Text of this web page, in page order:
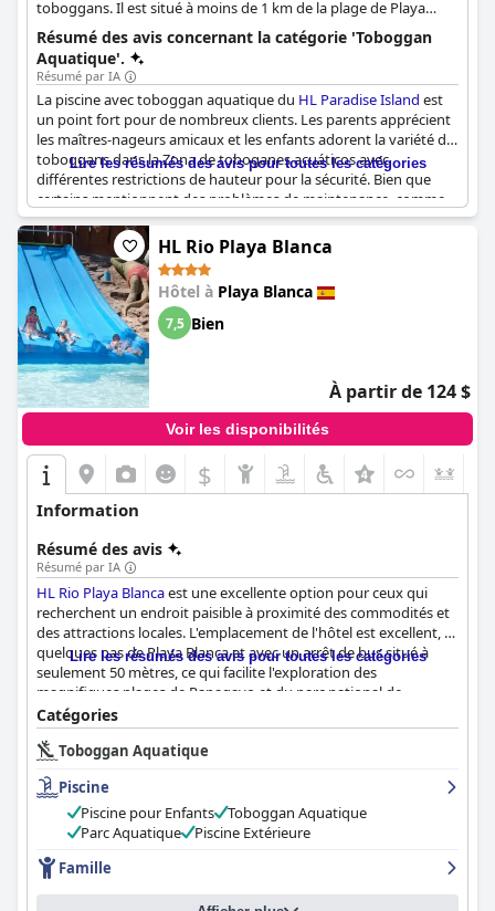
toboggans. Il est situé à moins de 1 km de la plage de Playa
Blanca, ce qui en fait un choix pratique pour les amateurs de
plage.
Résumé des avis concernant la catégorie 'Toboggan
Aquatique'.
Résumé par IA
La piscine avec toboggan aquatique du HL Paradise Island est
un point fort pour de nombreux clients. Les parents apprécient
les maîtres-nageurs amicaux et les enfants adorent la variété de
toboggans dans la Zona de toboganes acuáticos avec
différentes restrictions de hauteur pour la sécurité. Bien que
certains mentionnent des problèmes de maintenance, comme
la nécessité de réparer le toboggan jaune, cela ne les empêche
pas de profiter de l'expérience. Le parc comprend également un
Dino Park, que les enfants apprécient. De plus, les clients
s'enthousiasment pour le parc aquatique, le trouvant plus
complet qu'ils ne s'y attendaient. Cependant, certains clients
notent que la piscine peut être bondée de bouées et que les
escaliers peuvent être glissants. La piscine et les toboggans
aquatiques sont idéaux pour les familles avec enfants de tous
âges qui peuvent en profiter ensemble. Dans l'ensemble, les
clients adorent les excellentes options de piscine et de
toboggan aquatique offertes auHL Paradise Island.
Lire les résumés des avis pour toutes les catégories
HL Rio Playa Blanca
Hôtel à Playa Blanca
7,5 Bien
À partir de 124 $
Voir les disponibilités
$
Information
Résumé des avis
Résumé par IA
HL Rio Playa Blancaest une excellente option pour ceux qui
recherchent un endroit paisible à proximité des commodités et
des attractions locales. L'emplacement de l'hôtel est excellent, à
quelques pas de Playa Blanca et avec un arrêt de bus situé à
seulement 50 mètres, ce qui facilite l'exploration des
magnifiques plages de Papagayo et du parc national de
Timanfaya. Le buffet du petit-déjeuner est excellent avec un
choix énorme et l'hôtel offre une bonne qualité de nourriture,
de nombreux clients affirmant que la nourriture était excellente
avec beaucoup de choix. Les hébergements sont impeccables,
modernes et spacieux, nettoyés régulièrement et équipés de lits
confortables et de douches fantastiques. L'hôtel reçoit des
éloges pour sa propreté et ses installations bien entretenues de
créant une atmosphère de vacances positive et l'hôtel est
familial avec une bonne animation pour les enfants et
Lire les résumés des avis pour toutes les catégories
Catégories
Toboggan Aquatique
Piscine
Piscine pour Enfants
Toboggan Aquatique
Parc Aquatique
Piscine Extérieure
Famille